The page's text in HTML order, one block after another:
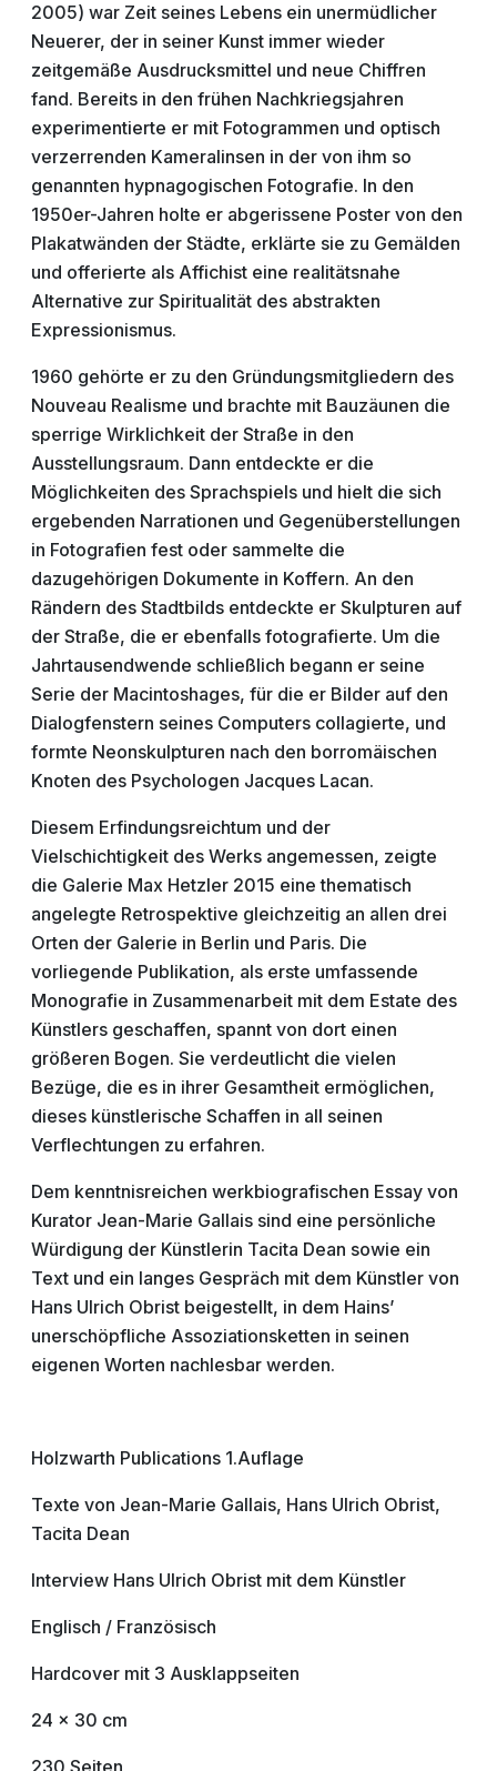
2005) war Zeit seines Lebens ein unermüdlicher
Neuerer, der in seiner Kunst immer wieder
zeitgemäße Ausdrucksmittel und neue Chiffren
fand. Bereits in den frühen Nachkriegsjahren
experimentierte er mit Fotogrammen und optisch
verzerrenden Kameralinsen in der von ihm so
genannten hypnagogischen Fotografie. In den
1950er-Jahren holte er abgerissene Poster von den
Plakatwänden der Städte, erklärte sie zu Gemälden
und offerierte als Affichist eine realitätsnahe
Alternative zur Spiritualität des abstrakten
Expressionismus.
1960 gehörte er zu den Gründungsmitgliedern des
Nouveau Realisme und brachte mit Bauzäunen die
sperrige Wirklichkeit der Straße in den
Ausstellungsraum. Dann entdeckte er die
Möglichkeiten des Sprachspiels und hielt die sich
ergebenden Narrationen und Gegenüberstellungen
in Fotografien fest oder sammelte die
dazugehörigen Dokumente in Koffern. An den
Rändern des Stadtbilds entdeckte er Skulpturen auf
der Straße, die er ebenfalls fotografierte. Um die
Jahrtausendwende schließlich begann er seine
Serie der Macintoshages, für die er Bilder auf den
Dialogfenstern seines Computers collagierte, und
formte Neonskulpturen nach den borromäischen
Knoten des Psychologen Jacques Lacan.
Diesem Erfindungsreichtum und der
Vielschichtigkeit des Werks angemessen, zeigte
die Galerie Max Hetzler 2015 eine thematisch
angelegte Retrospektive gleichzeitig an allen drei
Orten der Galerie in Berlin und Paris. Die
vorliegende Publikation, als erste umfassende
Monografie in Zusammenarbeit mit dem Estate des
Künstlers geschaffen, spannt von dort einen
größeren Bogen. Sie verdeutlicht die vielen
Bezüge, die es in ihrer Gesamtheit ermöglichen,
dieses künstlerische Schaffen in all seinen
Verflechtungen zu erfahren.
Dem kenntnisreichen werkbiografischen Essay von
Kurator Jean-Marie Gallais sind eine persönliche
Würdigung der Künstlerin Tacita Dean sowie ein
Text und ein langes Gespräch mit dem Künstler von
Hans Ulrich Obrist beigestellt, in dem Hains’
unerschöpfliche Assoziationsketten in seinen
eigenen Worten nachlesbar werden.
Holzwarth Publications 1.Auflage
Texte von Jean-Marie Gallais, Hans Ulrich Obrist,
Tacita Dean
Interview Hans Ulrich Obrist mit dem Künstler
Englisch / Französisch
Hardcover mit 3 Ausklappseiten
24 x 30 cm
230 Seiten